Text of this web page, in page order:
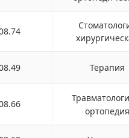
Терапия
ортопедия